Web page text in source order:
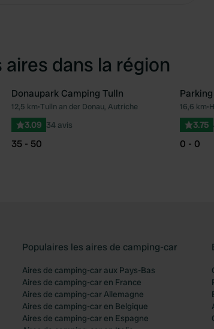
dans la région
Préféré
Donaupark Camping Tulln
12,5 km•Tulln an der Donau, Autriche
3.09 34 avis
35 - 50
16,6 km•
3.75
0 - 0
Populaires les aires de camping-car
Aires de camping-car aux Pays-Bas
Aires de camping-car en France
Aires de camping-car Allemagne
Aires de camping-car en Belgique
Aires de camping-car en Espagne